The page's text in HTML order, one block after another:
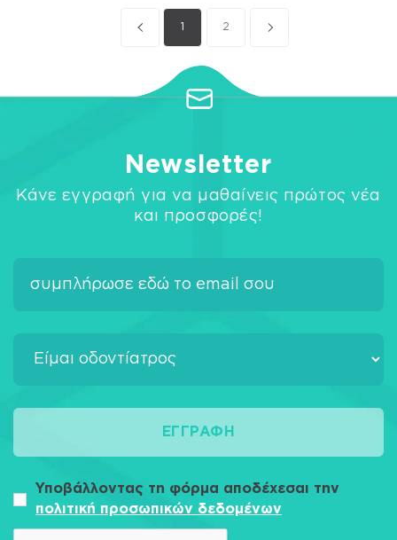
1 2
Newsletter
Κάνε εγγραφή για να μαθαίνεις πρώτος νέα
και προσφορές!
ΕΓΓΡΑΦΉ
Υποβάλλοντας τη φόρμα αποδέχεσαι την
πολιτική προσωπικών δεδομένων